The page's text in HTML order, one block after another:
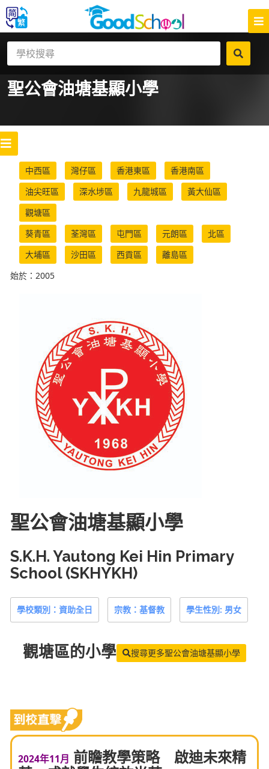
聖公會油塘基顯小學
中西區 灣仔區 香港東區
香港南區
油尖旺區
深水埗區 九龍城區
黃大仙區
觀塘區
葵青區
荃灣區 屯門區 元朗區
北區
大埔區
沙田區 西貢區
離島區
始於：2005
聖公會油塘基顯小學
S.K.H. Yautong Kei Hin Primary
School (SKHYKH)
學校類別：資助全日 宗教：基督教 學生性別: 男女
觀塘區的小學 搜尋更多聖公會油塘基顯小學
2024年11月 前瞻教學策略 啟迪未來精